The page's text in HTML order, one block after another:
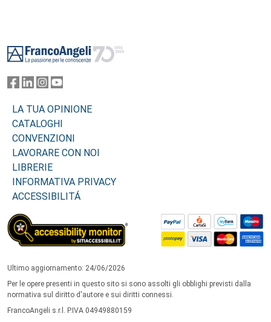
LA TUA OPINIONE
CATALOGHI
CONVENZIONI
LAVORARE CON NOI
LIBRERIE
INFORMATIVA PRIVACY
ACCESSIBILITÁ
Ultimo aggiornamento: 24/06/2026
Per le opere presenti in questo sito si sono assolti gli obblighi previsti dalla
normativa sul diritto d'autore e sui diritti connessi.
FrancoAngeli s.r.l. P.IVA 04949880159